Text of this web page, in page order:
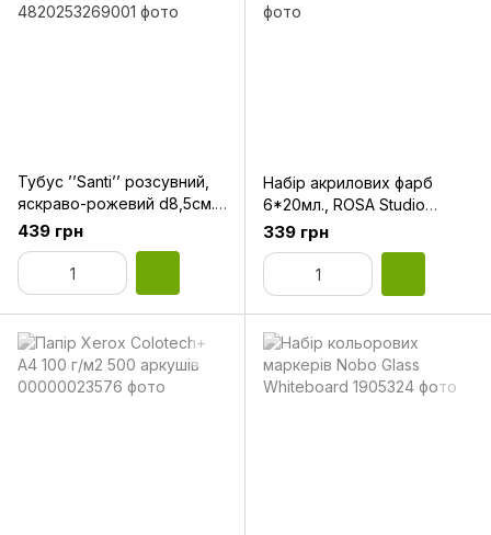
Тубус ’’Santi’’ розсувний,
яскраво-рожевий d8,5см.
довжина 65-110см. 742853
439 грн
Набір акрилових фарб
6*20мл., ROSA Studio
9074764
339 грн